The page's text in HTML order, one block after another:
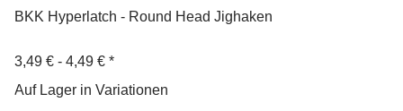
BKK Hyperlatch - Round Head Jighaken
3,49 € - 4,49 € *
Auf Lager in Variationen